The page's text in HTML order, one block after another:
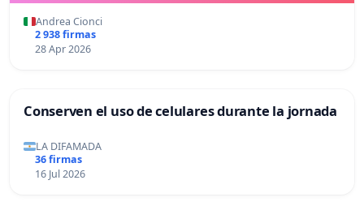
Andrea Cionci
2 938 firmas
28 Apr 2026
Conserven el uso de celulares durante la jornada
LA DIFAMADA
36 firmas
16 Jul 2026